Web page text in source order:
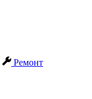
Ремонт